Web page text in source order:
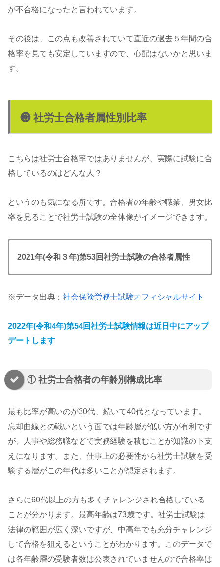
が不合格になったと言われています。
その後は、この点も改善されていて直近の過去５年間の合
格率を見ても安定していますので、心配はないかと思いま
す。
❸ 社労士合格者属性別比率
こちらは社労士合格率ではありませんが、実際に試験に合
格しているのはどんな人？
というのも気になる所です。合格者の年齢や職業、男女比
率を見ることで社労士試験の全体像がイメージできます。
2021年(令和３年)第53回社労士試験の合格者属性
※データ出典： 社会保険労務士試験オフィシャルサイト
2022年(令和4年)第54回社労士試験情報は近日中にアップ
デートします
① 社労士合格者の年齢別構成比率
最も比率が高いのが30代、続いて40代となっています。
忘却曲線との戦いという面では年齢層が低い方が有利です
が、人事や総務職などで実務経験を積むことが知識の下支
えになります。また、仕事上の必要性から社労士試験を受
験する層がこの年代は多いことが想定されます。
さらに60代以上の方も多くチャレンジされ合格している
ことが分かります。最高年齢は73歳です。社労士試験は
法律の範囲が広く深いですが、中高年でも充分チャレンジ
して合格を狙えるということがわかります。このデータで
は各年齢層の受験者数は公表されていませんので合格率は